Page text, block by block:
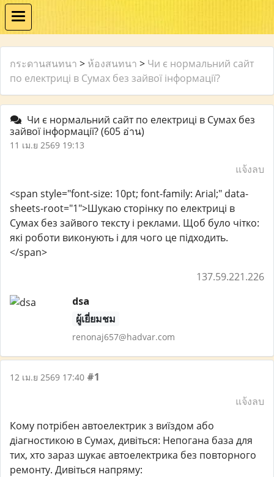
กระดานสนทนา > ห้องสนทนา > Чи є нормальний сайт
по електриці в Сумах без зайвої інформації?
Чи є нормальний сайт по електриці в Сумах без
зайвої інформації?(605 อ่าน)
11 เม.ย 2569 19:13
แจ้งลบ
<span style="font-size: 10pt; font-family: Arial;" data-
sheets-root="1">Шукаю сторінку по електриці в
Сумах без зайвого тексту і реклами. Щоб було чітко:
які роботи виконують і для чого це підходить.
</span>
137.59.221.226
dsa
ผู้เยี่ยมชม
renonaj657@hadvar.com
12 เม.ย 2569 17:40 #1
แจ้งลบ
Кому потрібен автоелектрик з виїздом або
діагностикою в Сумах, дивіться: Непогана база для
тих, хто зараз шукає автоелектрика без повторного
ремонту. Дивіться напряму: